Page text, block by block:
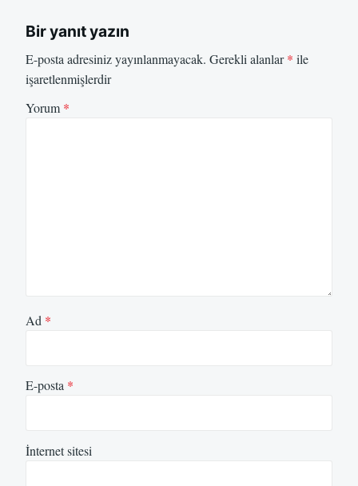
Bir yanıt yazın
E-posta adresiniz yayınlanmayacak. Gerekli alanlar* ile
işaretlenmişlerdir
Yorum *
Ad *
E-posta *
İnternet sitesi